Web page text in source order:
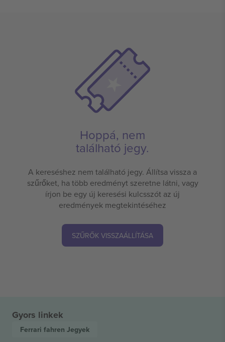
Hoppá, nem
található jegy.
A kereséshez nem található jegy. Állítsa vissza a
szűrőket, ha több eredményt szeretne látni, vagy
írjon be egy új keresési kulcsszót az új
eredmények megtekintéséhez
SZŰRŐK VISSZAÁLLÍTÁSA
Gyors linkek
Ferrari fahren Jegyek